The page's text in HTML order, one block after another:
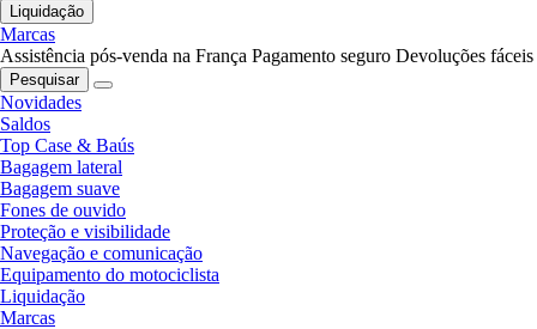
Liquidação
Marcas
Assistência pós-venda na França Pagamento seguro Devoluções fáceis
Pesquisar
Novidades
Saldos
Top Case & Baús
Bagagem lateral
Bagagem suave
Fones de ouvido
Proteção e visibilidade
Navegação e comunicação
Equipamento do motociclista
Liquidação
Marcas